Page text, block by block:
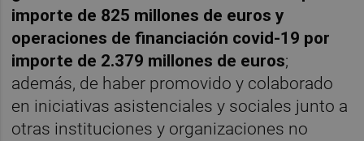
importe de 825 millones de euros y
operaciones de financiación covid-19 por
importe de 2.379 millones de euros;
además, de haber promovido y colaborado
en iniciativas asistenciales y sociales junto a
otras instituciones y organizaciones no